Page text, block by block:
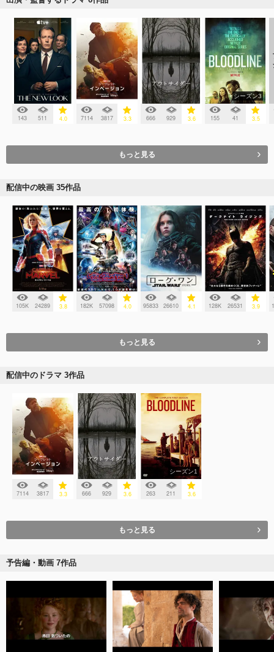
143 511 4.0 7114 3817 3.3 666 929 3.6
シーズン3
155 41 3.5
もっと見る
配信中の映画 35作品
105K 24289 3.8 182K 57098 4.0 95833 26610 4.1 128K 26531 3.9
もっと見る
配信中のドラマ 3作品
7114 3817 3.3 666 929 3.6
シーズン1
263 211 3.6
もっと見る
予告編・動画 7作品